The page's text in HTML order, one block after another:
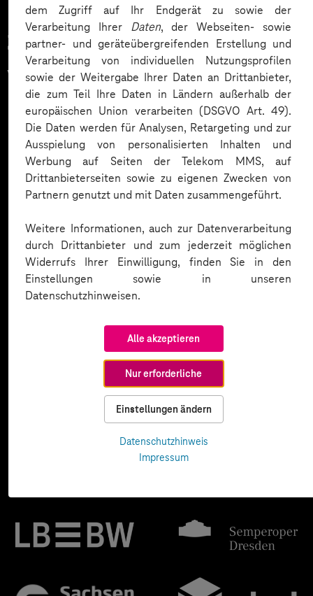
dem Zugriff auf Ihr Endgerät zu sowie der
Verarbeitung Ihrer Daten, der Webseiten- sowie
partner- und geräteübergreifenden Erstellung und
Verarbeitung von individuellen Nutzungsprofilen
sowie der Weitergabe Ihrer Daten an Drittanbieter,
die zum Teil Ihre Daten in Ländern außerhalb der
europäischen Union verarbeiten (DSGVO Art. 49).
Die Daten werden für Analysen, Retargeting und zur
Ausspielung von personalisierten Inhalten und
Werbung auf Seiten der Telekom MMS, auf
Drittanbieterseiten sowie zu eigenen Zwecken von
Partnern genutzt und mit Daten zusammengeführt.
Weitere Informationen, auch zur Datenverarbeitung
durch Drittanbieter und zum jederzeit möglichen
Widerrufs Ihrer Einwilligung, finden Sie in den
Einstellungen sowie in unseren
Datenschutzhinweisen.
Alle akzeptieren
Nur erforderliche
Einstellungen ändern
Datenschutzhinweis
Impressum
Zahlreiche Unternehmen
vertrauen auf unsere
Expertise. Hier eine Auswahl: